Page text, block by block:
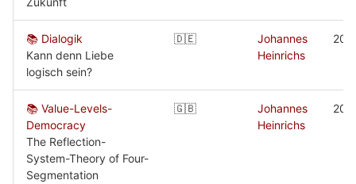
📚 Dialogik
Kann denn Liebe
logisch sein?
🇩🇪
Johannes
Heinrichs
📚 Value-Levels-
Democracy
The Reflection-
System-Theory of Four-
Segmentation
🇬🇧
Johannes
Heinrichs